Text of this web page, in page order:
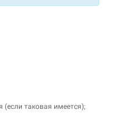
(если таковая имеется);